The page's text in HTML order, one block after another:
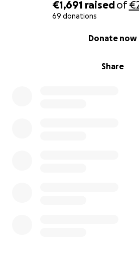
€1,691 raisedof
69 donations
Share
Donate now